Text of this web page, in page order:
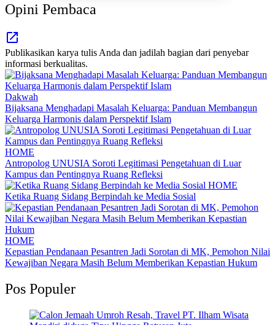
Opini Pembaca
Publikasikan karya tulis Anda dan jadilah bagian dari penyebar
informasi berkualitas.
Dakwah
Bijaksana Menghadapi Masalah Keluarga: Panduan Membangun
Keluarga Harmonis dalam Perspektif Islam
HOME
Antropolog UNUSIA Soroti Legitimasi Pengetahuan di Luar
Kampus dan Pentingnya Ruang Refleksi
HOME
Ketika Ruang Sidang Berpindah ke Media Sosial
HOME
Kepastian Pendanaan Pesantren Jadi Sorotan di MK, Pemohon Nilai
Kewajiban Negara Masih Belum Memberikan Kepastian Hukum
Pos Populer